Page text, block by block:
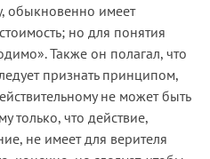
обыкновенно имеет
но для понятия
Также он полагал, что
признать принципом,
не может быть
только, что действие,
не имеет для верителя